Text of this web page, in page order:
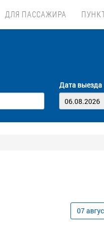
ДЛЯ ПАССАЖИРА
Дата выезда
07